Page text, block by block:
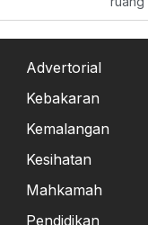
Advertorial
Kebakaran
Kemalangan
Kesihatan
Mahkamah
Pendidikan